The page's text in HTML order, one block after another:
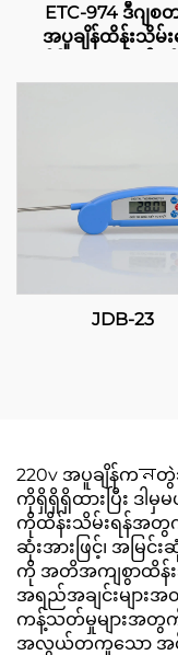
ETC-974 ဒီဂျ
အပူချိန်ထိန်းသိမ်း
အတွက် မြင့်မားသေ
JDB-23
220v အပူချိန်ကনတွဲ
ကိုရှိရှိရှိထားပြီး ဒါမှ
ကိုထိန်းသိမ်းရန်အတွက်
ဆုံးအားဖြင့်၊ အမြင်
ကို အတိအကျစွာထိန်း
အရည်အချင်းများ
ကန့်သတ်မှုများအတွ
အလွယ်တကူသော အင်